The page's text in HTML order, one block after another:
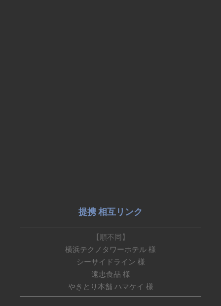
提携 相互リンク
【順不同】
横浜テクノタワーホテル 様
シーサイドライン 様
遠忠食品 様
やきとり本舗 ハマケイ 様